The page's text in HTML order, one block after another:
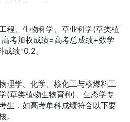
程、生物科学、草业科学(草类植
考加权成绩=高考总成绩+数学
绩*0.2。
理学、化学、核化工与核燃料工
(草类植物生物育种)、生态学专
生，如高考单科成绩符合以下要
。